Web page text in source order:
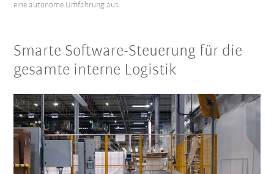
eine autonome Umfahrung aus.
Smarte Software-Steuerung für die
gesamte interne Logistik